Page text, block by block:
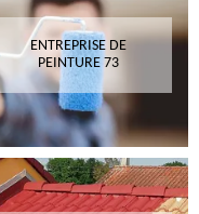
ENTREPRISE DE
PEINTURE 73